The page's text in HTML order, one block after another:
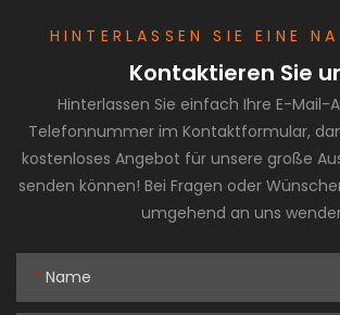
HINTERLASSEN SIE EINE
Kontaktieren Sie
Hinterlassen Sie einfach Ihre E-Mail-
Telefonnummer im Kontaktformular,
kostenloses Angebot für unsere große
senden können! Bei Fragen oder
umgehend an uns
Name